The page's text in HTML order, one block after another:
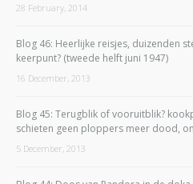
28 February, 2014
Blog 46: Heerlijke reisjes, duizenden
keerpunt? (tweede helft juni 1947)
16 December, 2013
Blog 45: Terugblik of vooruitblik?
schieten geen ploppers meer dood,
5 December, 2013